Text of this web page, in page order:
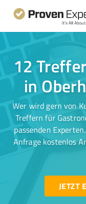
12
in
Wer wird gern von
Treffern für
passenden
Anfrage kostenlos
JETZT